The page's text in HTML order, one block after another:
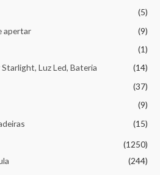
(5)
apertar
(9)
(1)
Luz Led, Bateria
(14)
(37)
(9)
(15)
(1250)
(244)